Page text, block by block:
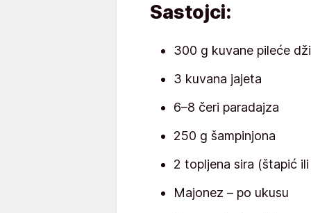
Sastojci:
300 g kuvane pileće
3 kuvana jajeta
6–8 čeri paradajza
250 g šampinjona
2 topljena sira (štapić
Majonez – po ukusu